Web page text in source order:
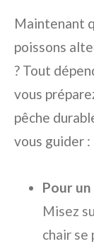
Maintenant
poissons
? Tout
vous
pêche
vous guider :
Pour
Misez
chair